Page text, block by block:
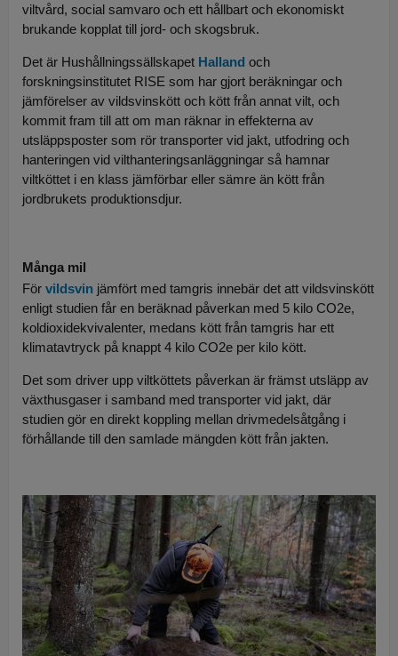
viltvård, social samvaro och ett hållbart och ekonomiskt
brukande kopplat till jord- och skogsbruk.
Det är Hushållningssällskapet Halland och
forskningsinstitutet RISE som har gjort beräkningar och
jämförelser av vildsvinskött och kött från annat vilt, och
kommit fram till att om man räknar in effekterna av
utsläppsposter som rör transporter vid jakt, utfodring och
hanteringen vid vilthanteringsanläggningar så hamnar
viltköttet i en klass jämförbar eller sämre än kött från
jordbrukets produktionsdjur.
Många mil
För vildsvin jämfört med tamgris innebär det att vildsvinskött
enligt studien får en beräknad påverkan med 5 kilo CO2e,
koldioxidekvivalenter, medans kött från tamgris har ett
klimatavtryck på knappt 4 kilo CO2e per kilo kött.
Det som driver upp viltköttets påverkan är främst utsläpp av
växthusgaser i samband med transporter vid jakt, där
studien gör en direkt koppling mellan drivmedelsåtgång i
förhållande till den samlade mängden kött från jakten.